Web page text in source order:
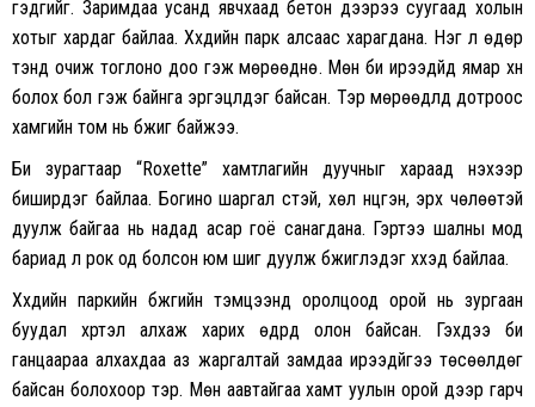
гэдгийг. Заримдаа усанд явчхаад бетон дээрээ суугаад холын
хотыг хардаг байлаа. Хүүхдийн парк алсаас харагдана. Нэг л өдөр
тэнд очиж тоглоно доо гэж мөрөөднө. Мөн би ирээдүйд ямар хүн
болох бол гэж байнга эргэцүүлдэг байсан. Тэр мөрөөдлүүд дотроос
хамгийн том нь бүжиг байжээ.
Би зурагтаар “Roxette” хамтлагийн дуучныг хараад үнэхээр
биширдэг байлаа. Богино шаргал үстэй, хөл нүцгэн, эрх чөлөөтэй
дуулж байгаа нь надад асар гоё санагдана. Гэртээ шалны мод
бариад л рок од болсон юм шиг дуулж бүжиглэдэг хүүхэд байлаа.
Хүүхдийн паркийн бүжгийн тэмцээнд оролцоод орой нь зургаан
буудал хүртэл алхаж харих өдрүүд олон байсан. Гэхдээ би
ганцаараа алхахдаа аз жаргалтай замдаа ирээдүйгээ төсөөлдөг
байсан болохоор тэр. Мөн аавтайгаа хамт уулын орой дээр гарч